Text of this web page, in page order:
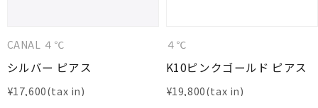
CANAL ４℃
シルバー ピアス
¥17,600
４℃
K10ピンクゴールド ピアス
¥19,800